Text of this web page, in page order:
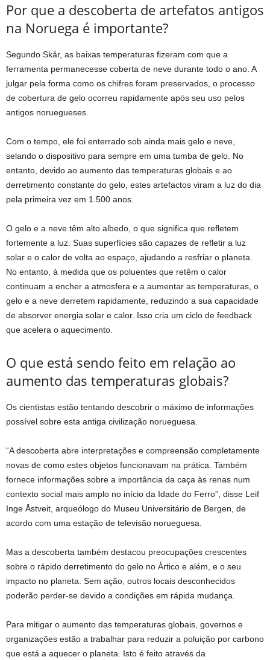
Por que a descoberta de artefatos antigos
na Noruega é importante?
Segundo Skår, as baixas temperaturas fizeram com que a
ferramenta permanecesse coberta de neve durante todo o ano. A
julgar pela forma como os chifres foram preservados, o processo
de cobertura de gelo ocorreu rapidamente após seu uso pelos
antigos noruegueses.
Com o tempo, ele foi enterrado sob ainda mais gelo e neve,
selando o dispositivo para sempre em uma tumba de gelo. No
entanto, devido ao aumento das temperaturas globais e ao
derretimento constante do gelo, estes artefactos viram a luz do dia
pela primeira vez em 1.500 anos.
O gelo e a neve têm alto albedo, o que significa que refletem
fortemente a luz. Suas superfícies são capazes de refletir a luz
solar e o calor de volta ao espaço, ajudando a resfriar o planeta.
No entanto, à medida que os poluentes que retêm o calor
continuam a encher a atmosfera e a aumentar as temperaturas, o
gelo e a neve derretem rapidamente, reduzindo a sua capacidade
de absorver energia solar e calor. Isso cria um ciclo de feedback
que acelera o aquecimento.
O que está sendo feito em relação ao
aumento das temperaturas globais?
Os cientistas estão tentando descobrir o máximo de informações
possível sobre esta antiga civilização norueguesa.
“A descoberta abre interpretações e compreensão completamente
novas de como estes objetos funcionavam na prática. Também
fornece informações sobre a importância da caça às renas num
contexto social mais amplo no início da Idade do Ferro”, disse Leif
Inge Åstveit, arqueólogo do Museu Universitário de Bergen, de
acordo com uma estação de televisão norueguesa.
Mas a descoberta também destacou preocupações crescentes
sobre o rápido derretimento do gelo no Ártico e além, e o seu
impacto no planeta. Sem ação, outros locais desconhecidos
poderão perder-se devido a condições em rápida mudança.
Para mitigar o aumento das temperaturas globais, governos e
organizações estão a trabalhar para reduzir a poluição por carbono
que está a aquecer o planeta. Isto é feito através da